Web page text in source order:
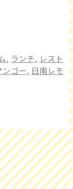
, ランチ, レスト
ゴー, 日南レモ